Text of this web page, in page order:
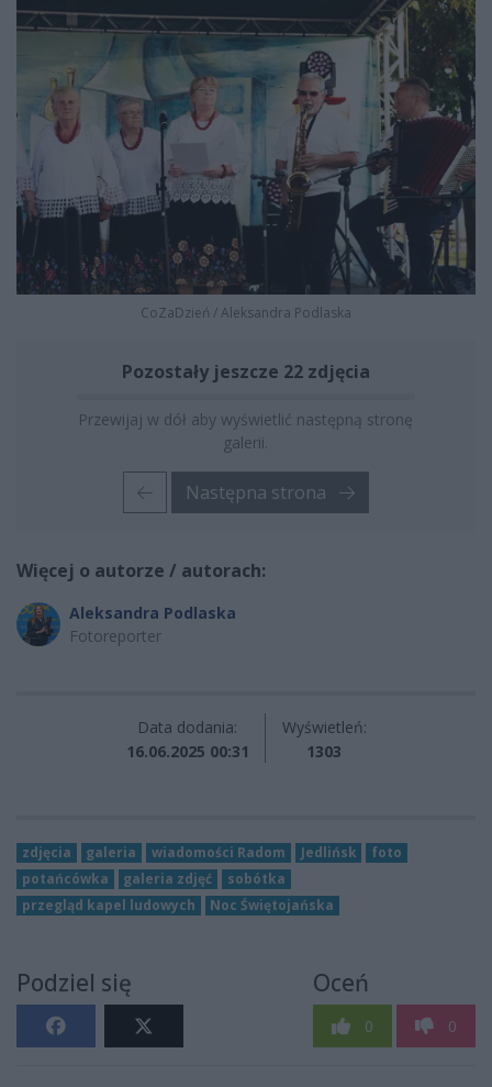
CoZaDzień /Aleksandra Podlaska
Pozostały jeszcze 22 zdjęcia
Przewijaj w dół aby wyświetlić następną stronę
galerii.
Następna strona
Więcej o autorze / autorach:
Aleksandra Podlaska
Fotoreporter
Data dodania:
16.06.2025 00:31
Wyświetleń:
1303
zdjęcia galeria wiadomości Radom Jedlińsk
foto
potańcówka
galeria zdjęć
sobótka
przegląd kapel ludowych
Noc Świętojańska
Podziel się Oceń
0 0